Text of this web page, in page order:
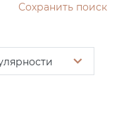
Сохранить поиск